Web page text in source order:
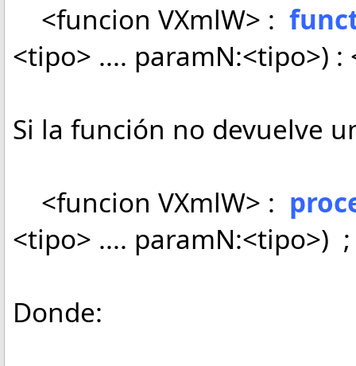
<funcion VXmlW> :
<tipo> .... paramN:<tipo>)
Si la función no devuelve
<funcion VXmlW> :
<tipo> .... paramN:<tipo>)
Donde: